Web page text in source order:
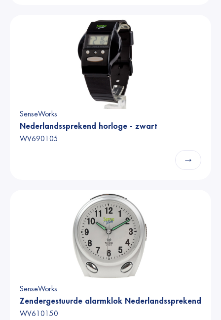
SenseWorks
Nederlandssprekend horloge - zwart
WV690105
→
SenseWorks
Zendergestuurde alarmklok Nederlandssprekend
WV610150